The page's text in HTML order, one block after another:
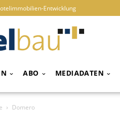
Entwicklung
ABO MEDIADATEN
Domero